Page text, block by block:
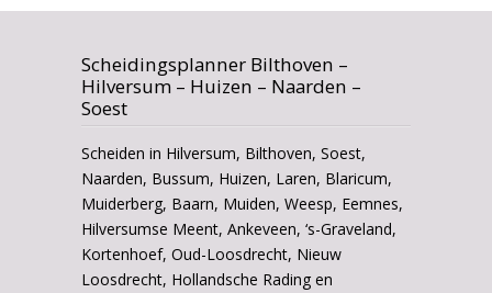
Scheidingsplanner Bilthoven –
Hilversum – Huizen – Naarden –
Soest
Scheiden in Hilversum, Bilthoven, Soest,
Naarden, Bussum, Huizen, Laren, Blaricum,
Muiderberg, Baarn, Muiden, Weesp, Eemnes,
Hilversumse Meent, Ankeveen, ‘s-Graveland,
Kortenhoef, Oud-Loosdrecht, Nieuw
Loosdrecht, Hollandsche Rading en